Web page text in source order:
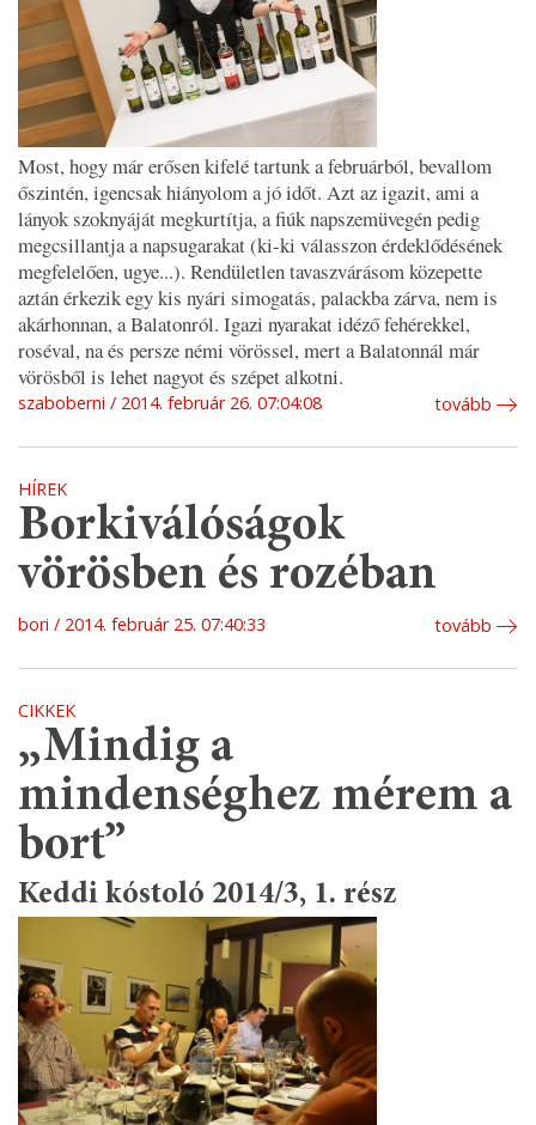
Most, hogy már erősen kifelé tartunk a februárból, bevallom
őszintén, igencsak hiányolom a jó időt. Azt az igazit, ami a
lányok szoknyáját megkurtítja, a fiúk napszemüvegén pedig
megcsillantja a napsugarakat (ki-ki válasszon érdeklődésének
megfelelően, ugye...). Rendületlen tavaszvárásom közepette
aztán érkezik egy kis nyári simogatás, palackba zárva, nem is
akárhonnan, a Balatonról. Igazi nyarakat idéző fehérekkel,
roséval, na és persze némi vörössel, mert a Balatonnál már
vörösből is lehet nagyot és szépet alkotni.
szaboberni 2014. február 26. 07:04:08 tovább
HÍREK
Borkiválóságok
vörösben és rozéban
bori 2014. február 25. 07:40:33 tovább
CIKKEK
„Mindig a
mindenséghez mérem a
bort”
Keddi kóstoló 2014/3, 1. rész